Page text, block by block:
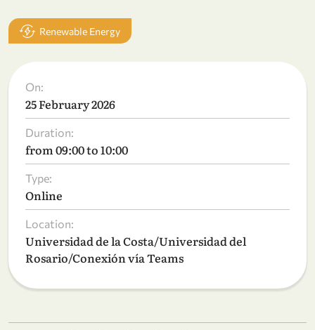
Renewable Energy
On:
25 February 2026
Duration:
from 09:00 to 10:00
Type:
Online
Location:
Universidad de la Costa/Universidad del
Rosario/Conexión vía Teams